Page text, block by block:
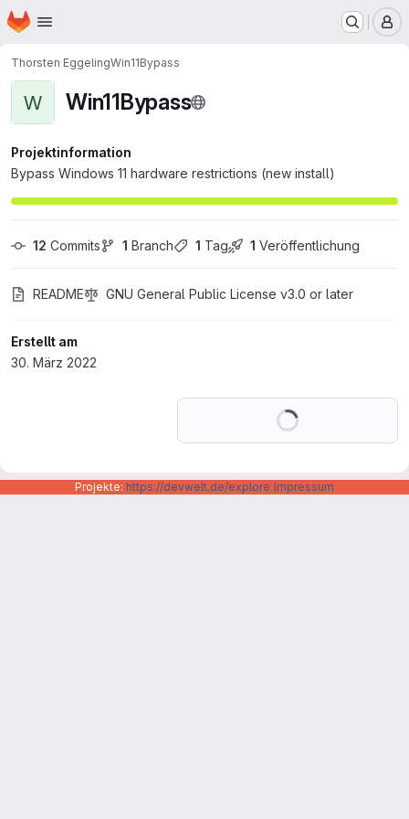
Zum Hauptinhalt springen
Startseite
Thorsten EggelingWin11Bypass
W Win11Bypass
Projektinformation
Bypass Windows 11 hardware restrictions (new install)
12 Commits 1 Branch 1 Tag 1 Veröffentlichung
README GNU General Public License v3.0 or later
Erstellt am
30. März 2022
Projekte: https://devwelt.de/explore Impressum